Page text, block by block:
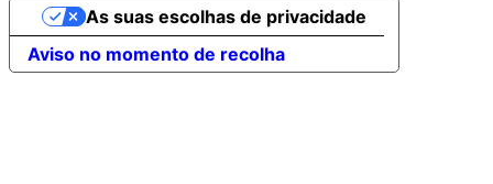
Aviso no momento de recolha
As suas escolhas de privacidade